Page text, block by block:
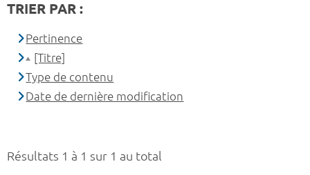
Résultats 1 à 1 sur 1 au total
TRIER PAR :
Pertinence
[Titre]
Type de contenu
Date de dernière modification